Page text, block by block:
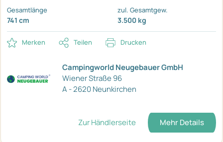
Gesamtlänge
741 cm
zul. Gesamtgew.
3.500 kg
Merken Teilen Drucken
Campingworld Neugebauer GmbH
Wiener Straße 96
A - 2620 Neunkirchen
Zur Händlerseite Mehr Details